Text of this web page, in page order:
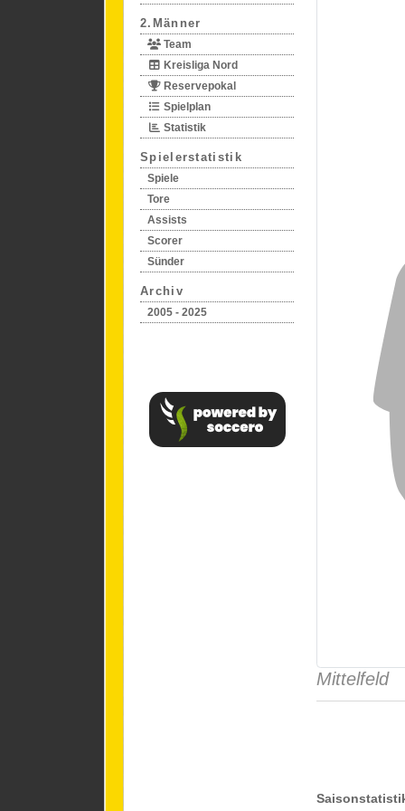
2.Männer
Team
Kreisliga Nord
Reservepokal
Spielplan
Statistik
Spielerstatistik
Spiele
Tore
Assists
Scorer
Sünder
Archiv
2005 - 2025
Mittelfeld